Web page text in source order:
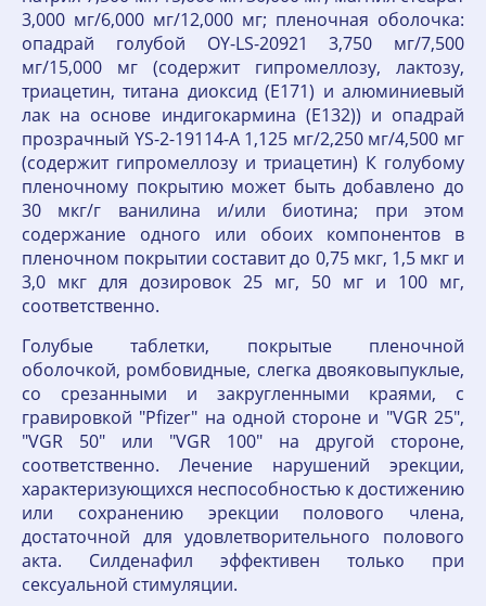
3,000 мг/6,000 мг/12,000 мг; пленочная оболочка:
опадрай голубой OY-LS-20921 3,750 мг/7,500
мг/15,000 мг (содержит гипромеллозу, лактозу,
триацетин, титана диоксид (Е171) и алюминиевый
лак на основе индигокармина (Е132)) и опадрай
прозрачный YS-2-19114-А 1,125 мг/2,250 мг/4,500 мг
(содержит гипромеллозу и триацетин) К голубому
пленочному покрытию может быть добавлено до
30 мкг/г ванилина и/или биотина; при этом
содержание одного или обоих компонентов в
пленочном покрытии составит до 0,75 мкг, 1,5 мкг и
3,0 мкг для дозировок 25 мг, 50 мг и 100 мг,
соответственно.
Голубые таблетки, покрытые пленочной
оболочкой, ромбовидные, слегка двояковыпуклые,
со срезанными и закругленными краями, с
гравировкой "Pfizer" на одной стороне и "VGR 25",
"VGR 50" или "VGR 100" на другой стороне,
соответственно. Лечение нарушений эрекции,
характеризующихся неспособностью к достижению
или сохранению эрекции полового члена,
достаточной для удовлетворительного полового
акта. Силденафил эффективен только при
сексуальной стимуляции.